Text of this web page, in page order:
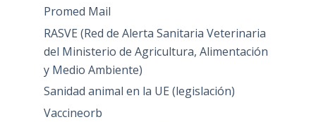
Promed Mail
RASVE (Red de Alerta Sanitaria Veterinaria
del Ministerio de Agricultura, Alimentación
y Medio Ambiente)
Sanidad animal en la UE (legislación)
Vaccineorb